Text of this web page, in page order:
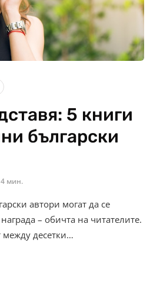
5 книги
български
4 мин.
автори могат да се
– обичта на читателите.
между десетки…